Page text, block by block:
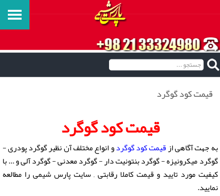
قیمت کود گوگرد
قیمت کود گوگرد
به جهت آگاهی ازقیمت کود گوگردو انواع مختلف آن نظیر گوگرد پودری -
گوگرد میکرونیزه - گوگرد بنتونیت دار - گوگرد معدنی - گوگرد آلی و ... با
کیفیت مورد تایید و قیمت کاملا رقابتی , سایت پارس شیمی را مطالعه
نمایید.